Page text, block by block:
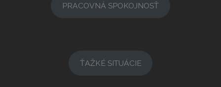
PRACOVNÁ SPOKOJNOSŤ
ŤAŽKÉ SITUÁCIE